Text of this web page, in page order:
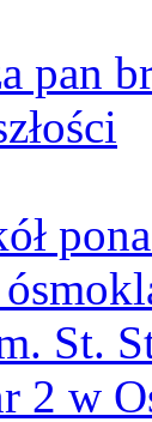
pan
St.
2 w